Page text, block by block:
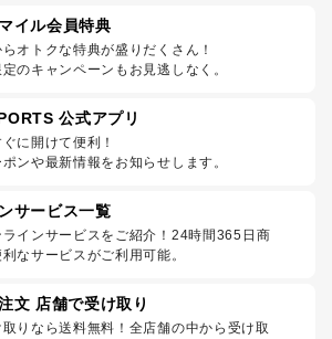
イル会員特典
オトクな特典が盛りだくさん！
のキャンペーンもお見逃しなく。
公式アプリ
に開けて便利！
ンや最新情報をお知らせします。
サービス一覧
インサービスをご紹介！24時間365日商
なサービスがご利用可能。
文 店舗で受け取り
りなら送料無料！全店舗の中から受け取